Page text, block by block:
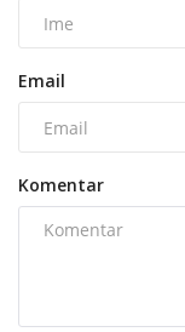
Email
Komentar